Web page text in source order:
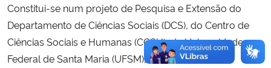
Constitui-se num projeto de Pesquisa e Extensão do
Departamento de Ciências Sociais (DCS), do Centro de
Ciências Sociais e Humanas (CCSH), da Universidade
Federal de Santa Maria (UFSM), iniciado em 2014.